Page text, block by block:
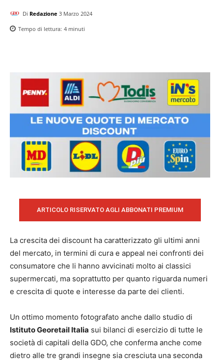
Di Redazione 3 Marzo 2024
Tempo di lettura: 4 minuti
ARTICOLO RISERVATO AGLI ABBONATI PREMIUM
La crescita dei discount ha caratterizzato gli ultimi anni
del mercato, in termini di cura e appeal nei confronti dei
consumatore che li hanno avvicinati molto ai classici
supermercati, ma soprattutto per quanto riguarda numeri
e crescita di quote e interesse da parte dei clienti.
Un ottimo momento fotografato anche dallo studio di
Istituto Georetail Italia sui bilanci di esercizio di tutte le
società di capitali della GDO, che conferma anche come
dietro alle tre grandi insegne sia cresciuta una seconda